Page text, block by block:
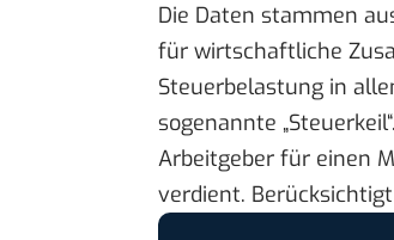
Die Daten stammen
für wirtschaftliche
Steuerbelastung in
sogenannte
Arbeitgeber für einen
verdient.